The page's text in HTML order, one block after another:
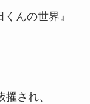
んの世界』
され、